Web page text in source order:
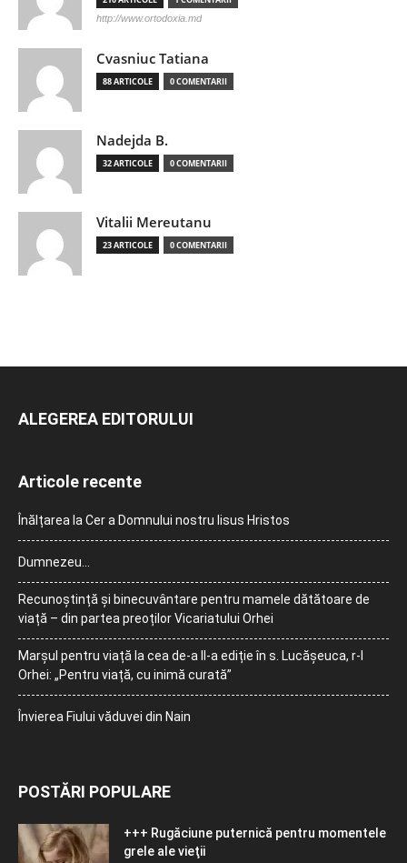
http://www.ortodoxia.md
Cvasniuc Tatiana
88 ARTICOLE 0 COMENTARII
Nadejda B.
32 ARTICOLE 0 COMENTARII
Vitalii Mereutanu
23 ARTICOLE 0 COMENTARII
ALEGEREA EDITORULUI
Articole recente
Înălțarea la Cer a Domnului nostru Iisus Hristos
Dumnezeu…
Recunoștință și binecuvântare pentru mamele dătătoare de
viață – din partea preoților Vicariatului Orhei
Marșul pentru viață la cea de-a II-a ediție în s. Lucășeuca, r-l
Orhei: „Pentru viață, cu inimă curată”
Învierea Fiului văduvei din Nain
POSTĂRI POPULARE
+++ Rugăciune puternică pentru momentele
grele ale vieţii